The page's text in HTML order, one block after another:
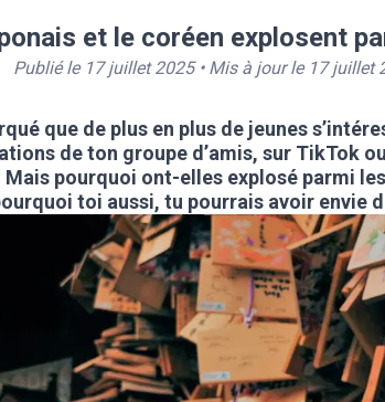
et le coréen explosent
Publié le 17 juillet 2025• Mis à jour le 17 juillet
que de plus en plus de jeunes
de ton groupe d’amis, sur TikTok
Mais pourquoi ont-elles explosé parmi
toi aussi, tu pourrais avoir envie